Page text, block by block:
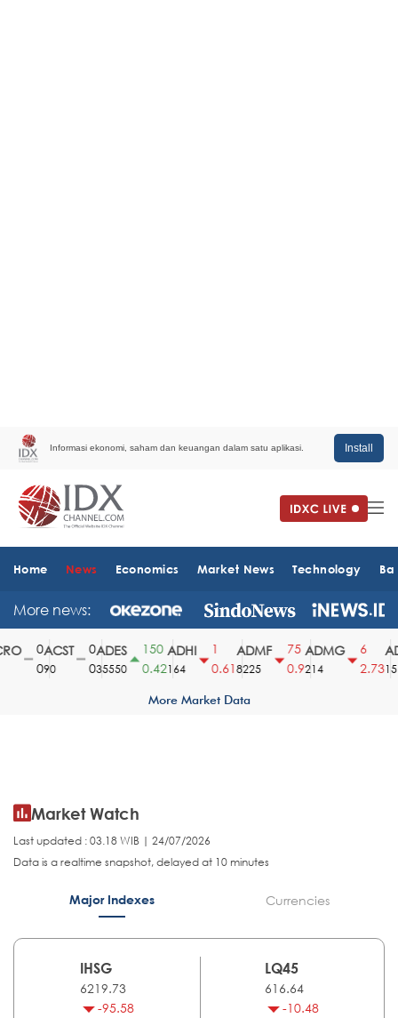
Informasi ekonomi, saham dan keuangan dalam satu aplikasi. Install
Home News Economics Market News Technology
More news:
ACST
90
ADES
35550
150
0.42
ADHI
164
0.61
ADMF
8225
75
0.9
ADMG
214
2.731510
More Market Data
Market Watch
Last updated : 03.18 WIB | 24/07/2026
Data is a realtime snapshot, delayed at 10 minutes
Major Indexes Currencies
IHSG
6219.73
-95.58
LQ45
616.64
-10.48